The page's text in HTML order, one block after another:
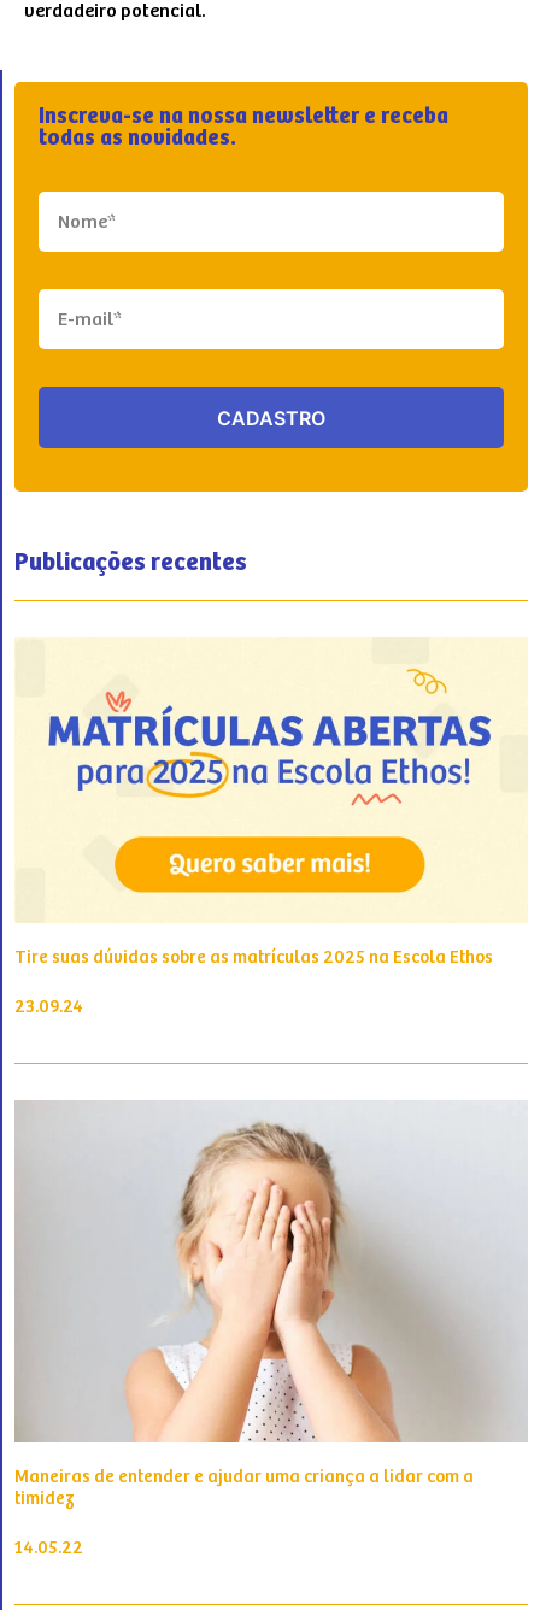
verdadeiro potencial.
Inscreva-se na nossa newsletter e receba
todas as novidades.
Publicações recentes
Tire suas dúvidas sobre as matrículas 2025 na Escola Ethos
23.09.24
Maneiras de entender e ajudar uma criança a lidar com a
timidez
14.05.22